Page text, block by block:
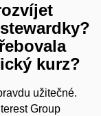
kurz?
užitečné.
Group